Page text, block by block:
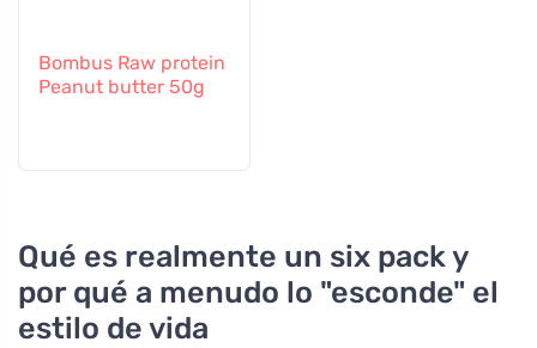
Bombus Raw protein
Peanut butter 50g
Qué es realmente un six pack y
por qué a menudo lo "esconde" el
estilo de vida